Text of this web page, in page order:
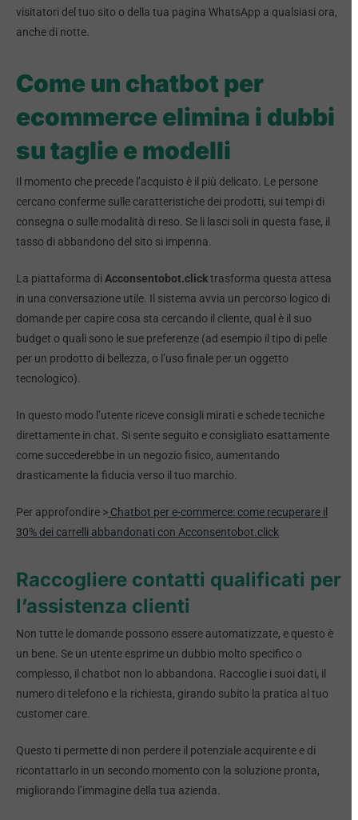
visitatori del tuo sito o della tua pagina WhatsApp a qualsiasi ora,
anche di notte.
Come un chatbot per
ecommerce elimina i dubbi
su taglie e modelli
Il momento che precede l’acquisto è il più delicato. Le persone
cercano conferme sulle caratteristiche dei prodotti, sui tempi di
consegna o sulle modalità di reso. Se li lasci soli in questa fase, il
tasso di abbandono del sito si impenna.
La piattaforma di Acconsentobot.clicktrasforma questa attesa
in una conversazione utile. Il sistema avvia un percorso logico di
domande per capire cosa sta cercando il cliente, qual è il suo
budget o quali sono le sue preferenze (ad esempio il tipo di pelle
per un prodotto di bellezza, o l’uso finale per un oggetto
tecnologico).
In questo modo l’utente riceve consigli mirati e schede tecniche
direttamente in chat. Si sente seguito e consigliato esattamente
come succederebbe in un negozio fisico, aumentando
drasticamente la fiducia verso il tuo marchio.
Per approfondire > Chatbot per e-commerce: come recuperare il
30% dei carrelli abbandonati con Acconsentobot.click
Raccogliere contatti qualificati per
l’assistenza clienti
Non tutte le domande possono essere automatizzate, e questo è
un bene. Se un utente esprime un dubbio molto specifico o
complesso, il chatbot non lo abbandona. Raccoglie i suoi dati, il
numero di telefono e la richiesta, girando subito la pratica al tuo
customer care.
Questo ti permette di non perdere il potenziale acquirente e di
ricontattarlo in un secondo momento con la soluzione pronta,
migliorando l’immagine della tua azienda.